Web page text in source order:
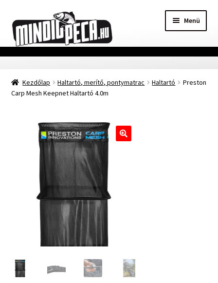
a
navigációhoz
a
tartalomba
Menü
Főoldal
Adatvédelmi nyilatkozat
Szállítási Információ
Mohosz Versenynaptár 2025
Kezdőlap Haltartó, merítő, pontymatrac Haltartó
Preston
Carp Mesh Keepnet Haltartó 4.0m